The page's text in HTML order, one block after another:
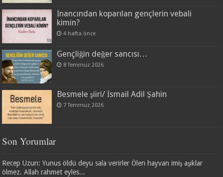
İnancından koparılan gençlerin vebali
kimin?
4 hafta önce
Gençliğin değer sancısı…
8 Temmuz 2026
Besmele şiiri/ İsmail Adil Şahin
7 Temmuz 2026
Son Yorumlar
Recep Uzun: Yunus öldü deyu sala verirler Ölen hayvan imiş aşıklar
ölmez. Allah rahmet eyles...